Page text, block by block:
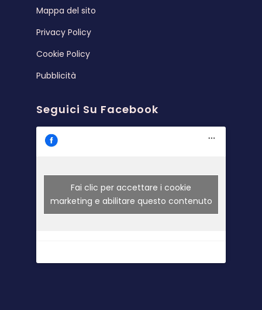
Mappa del sito
Privacy Policy
Cookie Policy
Pubblicità
Seguici Su Facebook
Fai clic per accettare i cookie
marketing e abilitare questo contenuto